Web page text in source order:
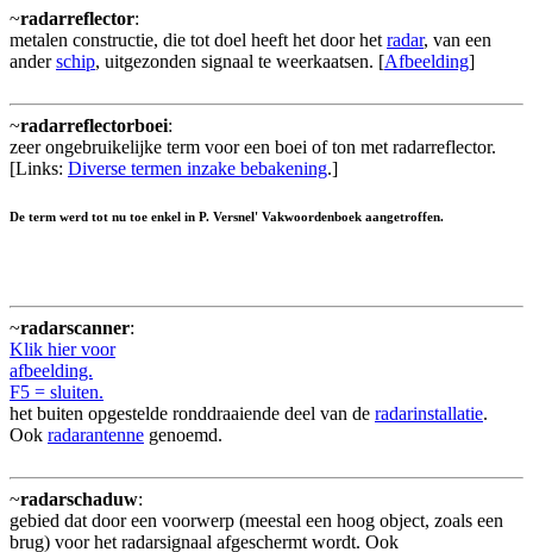
~radarreflector:
metalen constructie, die tot doel heeft het door het radar, van een
anderschip, uitgezonden signaal te weerkaatsen. [Afbeelding]
~radarreflectorboei:
zeer ongebruikelijke term voor een boei of ton met radarreflector.
[Links: Diverse termen inzake bebakening.]
De term werd tot nu toe enkel in P. Versnel' Vakwoordenboek aangetroffen.
~radarscanner:
Klik hier voor
afbeelding.
F5 = sluiten.
het buiten opgestelde ronddraaiende deel van de radarinstallatie.
Ook radarantenne genoemd.
~radarschaduw:
gebied dat door een voorwerp (meestal een hoog object, zoals een
brug) voor het radarsignaal afgeschermt wordt. Ook